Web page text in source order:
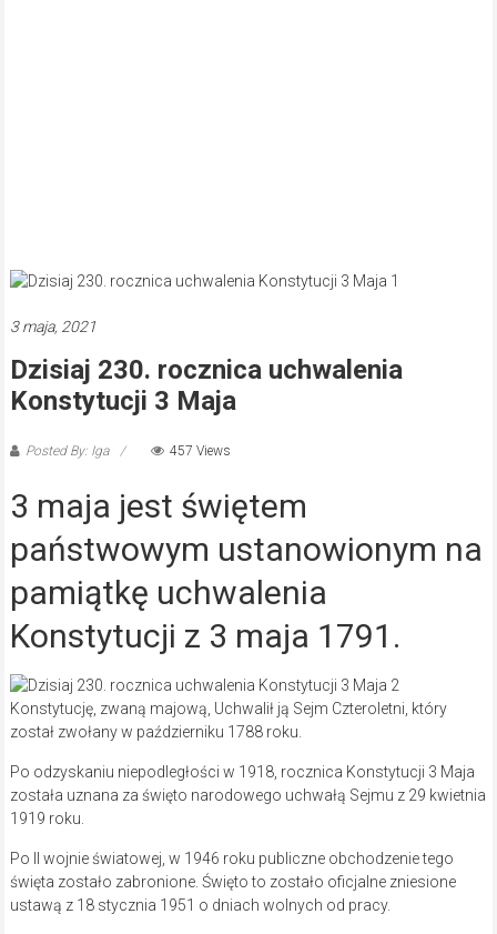
3 maja, 2021
Dzisiaj 230. rocznica uchwalenia
Konstytucji 3 Maja
Posted By: Iga 457 Views
3 maja jest świętem
państwowym ustanowionym na
pamiątkę uchwalenia
Konstytucji z 3 maja 1791.
Konstytucję, zwaną majową, Uchwalił ją Sejm Czteroletni, który
został zwołany w październiku 1788 roku.
Po odzyskaniu niepodległości w 1918, rocznica Konstytucji 3 Maja
została uznana za święto narodowego uchwałą Sejmu z 29 kwietnia
1919 roku.
Po II wojnie światowej, w 1946 roku publiczne obchodzenie tego
święta zostało zabronione. Święto to zostało oficjalne zniesione
ustawą z 18 stycznia 1951 o dniach wolnych od pracy.